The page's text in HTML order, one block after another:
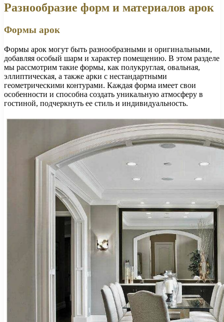
Разнообразие форм и материалов арок
Формы арок
Формы арок могут быть разнообразными и оригинальными,
добавляя особый шарм и характер помещению. В этом разделе
мы рассмотрим такие формы, как полукруглая, овальная,
эллиптическая, а также арки с нестандартными
геометрическими контурами. Каждая форма имеет свои
особенности и способна создать уникальную атмосферу в
гостиной, подчеркнуть ее стиль и индивидуальность.